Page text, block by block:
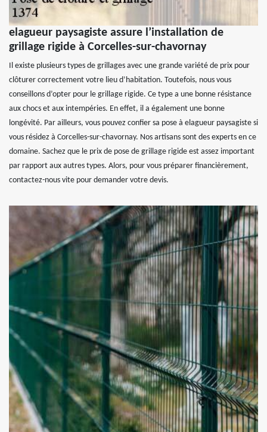
elagueur paysagiste assure l’installation de
grillage rigide à Corcelles-sur-chavornay
Il existe plusieurs types de grillages avec une grande variété de prix pour
clôturer correctement votre lieu d’habitation. Toutefois, nous vous
conseillons d’opter pour le grillage rigide. Ce type a une bonne résistance
aux chocs et aux intempéries. En effet, il a également une bonne
longévité. Par ailleurs, vous pouvez confier sa pose à elagueur paysagiste si
vous résidez à Corcelles-sur-chavornay. Nos artisans sont des experts en ce
domaine. Sachez que le prix de pose de grillage rigide est assez important
par rapport aux autres types. Alors, pour vous préparer financièrement,
contactez-nous vite pour demander votre devis.